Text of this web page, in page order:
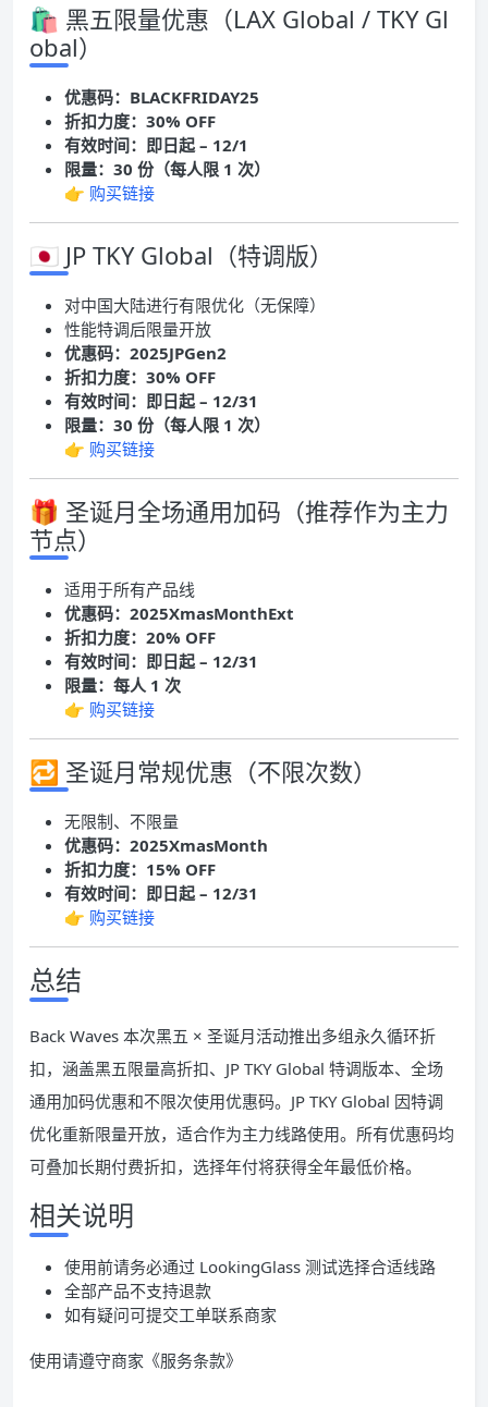
🛍 黑五限量优惠（LAX Global / TKY Gl
obal）
优惠码：BLACKFRIDAY25
折扣力度：30% OFF
有效时间：即日起 – 12/1
限量：30 份（每人限 1 次）
👉 购买链接
🇯🇵 JP TKY Global（特调版）
对中国大陆进行有限优化（无保障）
性能特调后限量开放
优惠码：2025JPGen2
折扣力度：30% OFF
有效时间：即日起 – 12/31
限量：30 份（每人限 1 次）
👉 购买链接
🎁 圣诞月全场通用加码（推荐作为主力
节点）
适用于所有产品线
优惠码：2025XmasMonthExt
折扣力度：20% OFF
有效时间：即日起 – 12/31
限量：每人 1 次
👉 购买链接
🔁 圣诞月常规优惠（不限次数）
无限制、不限量
优惠码：2025XmasMonth
折扣力度：15% OFF
有效时间：即日起 – 12/31
👉 购买链接
总结
Back Waves 本次黑五 × 圣诞月活动推出多组永久循环折
扣，涵盖黑五限量高折扣、JP TKY Global 特调版本、全场
通用加码优惠和不限次使用优惠码。JP TKY Global 因特调
优化重新限量开放，适合作为主力线路使用。所有优惠码均
可叠加长期付费折扣，选择年付将获得全年最低价格。
相关说明
使用前请务必通过 LookingGlass 测试选择合适线路
全部产品不支持退款
如有疑问可提交工单联系商家
使用请遵守商家《服务条款》